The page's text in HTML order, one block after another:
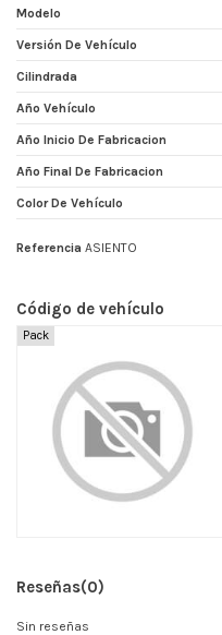
Modelo
Versión De Vehículo
Cilindrada
Año Vehículo
Año Inicio De Fabricacion
Año Final De Fabricacion
Color De Vehículo
Referencia ASIENTO
Código de vehículo
Pack
Reseñas(0)
Sin reseñas